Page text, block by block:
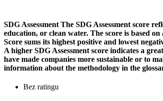
SDG Assessment The SDG Assessment score
education, or clean water. The score is based
Score sums its highest positive and lowest
A higher SDG Assessment score indicates a
have made companies more sustainable or to
information about the methodology in the
Bez ratingu